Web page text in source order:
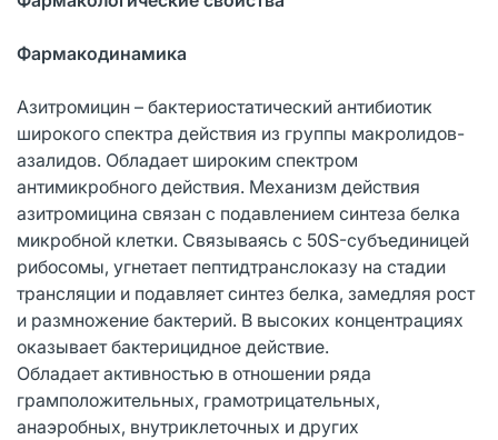
Фармакодинамика
Азитромицин – бактериостатический антибиотик
широкого спектра действия из группы макролидов-
азалидов. Обладает широким спектром
антимикробного действия. Механизм действия
азитромицина связан с подавлением синтеза белка
микробной клетки. Связываясь с 50S-субъединицей
рибосомы, угнетает пептидтранслоказу на стадии
трансляции и подавляет синтез белка, замедляя рост
и размножение бактерий. В высоких концентрациях
оказывает бактерицидное действие.
Обладает активностью в отношении ряда
грамположительных, грамотрицательных,
анаэробных, внутриклеточных и других